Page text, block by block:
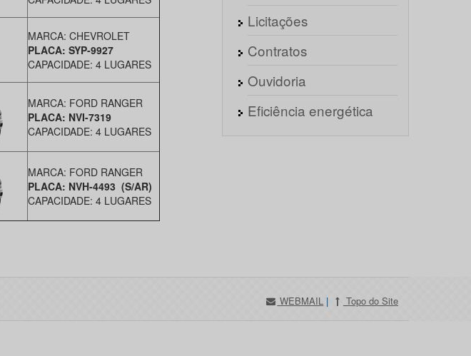
MARCA: CHEVROLET
PLACA: SYP-9927
CAPACIDADE: 4 LUGARES
MARCA: FORD RANGER
PLACA: NVI-7319
CAPACIDADE: 4 LUGARES
MARCA: FORD RANGER
PLACA: NVH-4493 (S/AR)
CAPACIDADE: 4 LUGARES
Licitações
Contratos
Ouvidoria
Eficiência energética
WEBMAIL | Topo do Site